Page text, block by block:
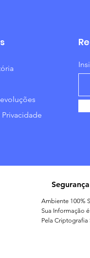
Segurança
Ambiente 100%
Sua Informação
Pela Criptografia